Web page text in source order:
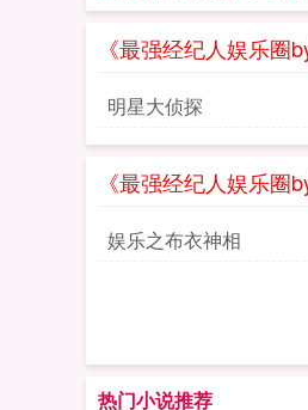
《最强经纪人娱乐圈
明星大侦探
《最强经纪人娱乐圈
娱乐之布衣神相
热门小说推荐